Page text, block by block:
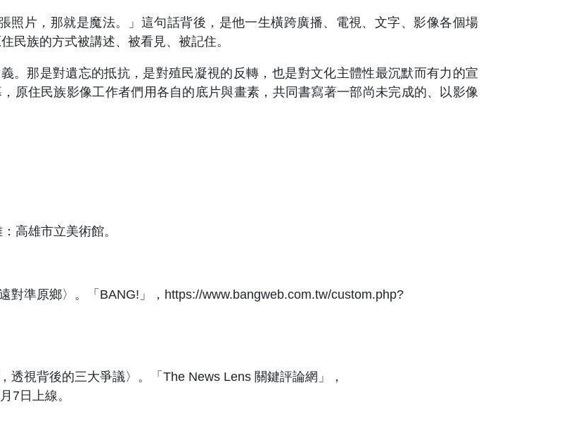
片，那就是魔法。」這句話背後，是他一生橫跨廣播、電視、文字、影像各個場
民族的方式被講述、被看見、被記住。
那是對遺忘的抵抗，是對殖民凝視的反轉，也是對文化主體性最沉默而有力的宣
原住民族影像工作者們用各自的底片與畫素，共同書寫著一部尚未完成的、以影像
高雄市立美術館。
準原鄉〉。「BANG!」，https://www.bangweb.com.tw/custom.php?
視背後的三大爭議〉。「The News Lens 關鍵評論網」，
7日上線。